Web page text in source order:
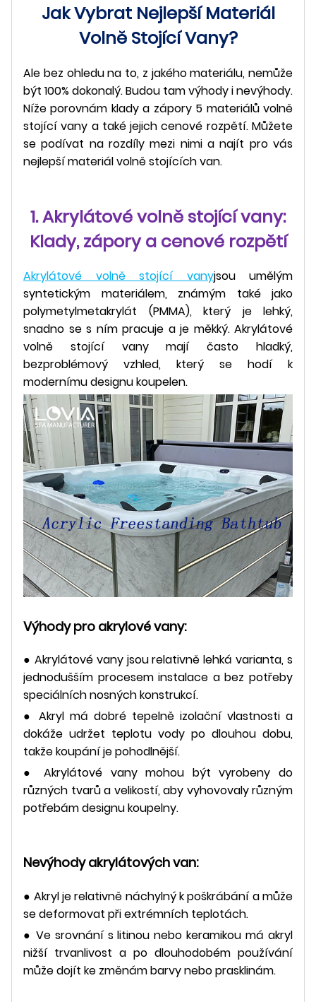
Jak Vybrat Nejlepší Materiál
Volně Stojící Vany?
Ale bez ohledu na to, z jakého materiálu, nemůže
být 100% dokonalý. Budou tam výhody i nevýhody.
Níže porovnám klady a zápory 5 materiálů volně
stojící vany a také jejich cenové rozpětí. Můžete
se podívat na rozdíly mezi nimi a najít pro vás
nejlepší materiál volně stojících van.
1. Akrylátové volně stojící vany:
Klady, zápory a cenové rozpětí
Akrylátové volně stojící vanyjsou umělým
syntetickým materiálem, známým také jako
polymetylmetakrylát (PMMA), který je lehký,
snadno se s ním pracuje a je měkký. Akrylátové
volně stojící vany mají často hladký,
bezproblémový vzhled, který se hodí k
modernímu designu koupelen.
Výhody pro akrylové vany:
● Akrylátové vany jsou relativně lehká varianta, s
jednodušším procesem instalace a bez potřeby
speciálních nosných konstrukcí.
● Akryl má dobré tepelně izolační vlastnosti a
dokáže udržet teplotu vody po dlouhou dobu,
takže koupání je pohodlnější.
● Akrylátové vany mohou být vyrobeny do
různých tvarů a velikostí, aby vyhovovaly různým
potřebám designu koupelny.
Nevýhody akrylátových van:
● Akryl je relativně náchylný k poškrábání a může
se deformovat při extrémních teplotách.
● Ve srovnání s litinou nebo keramikou má akryl
nižší trvanlivost a po dlouhodobém používání
může dojít ke změnám barvy nebo prasklinám.